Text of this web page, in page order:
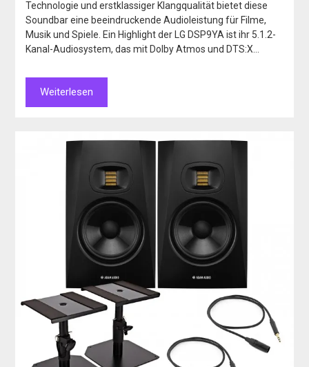
Technologie und erstklassiger Klangqualität bietet diese
Soundbar eine beeindruckende Audioleistung für Filme,
Musik und Spiele. Ein Highlight der LG DSP9YA ist ihr 5.1.2-
Kanal-Audiosystem, das mit Dolby Atmos und DTS:X…
Weiterlesen